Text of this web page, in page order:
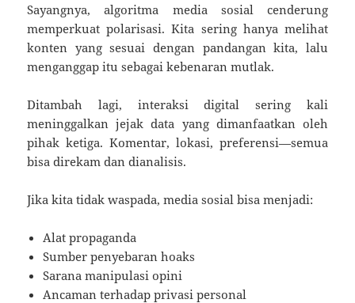
Sayangnya, algoritma media sosial cenderung
memperkuat polarisasi. Kita sering hanya melihat
konten yang sesuai dengan pandangan kita, lalu
menganggap itu sebagai kebenaran mutlak.
Ditambah lagi, interaksi digital sering kali
meninggalkan jejak data yang dimanfaatkan oleh
pihak ketiga. Komentar, lokasi, preferensi—semua
bisa direkam dan dianalisis.
Jika kita tidak waspada, media sosial bisa menjadi:
Alat propaganda
Sumber penyebaran hoaks
Sarana manipulasi opini
Ancaman terhadap privasi personal